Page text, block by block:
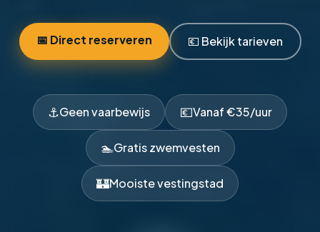
📅 Direct reserveren 💶 Bekijk tarieven
⚓Geen vaarbewijs 💶Vanaf €35/uur
🏊Gratis zwemvesten
🏰Mooiste vestingstad